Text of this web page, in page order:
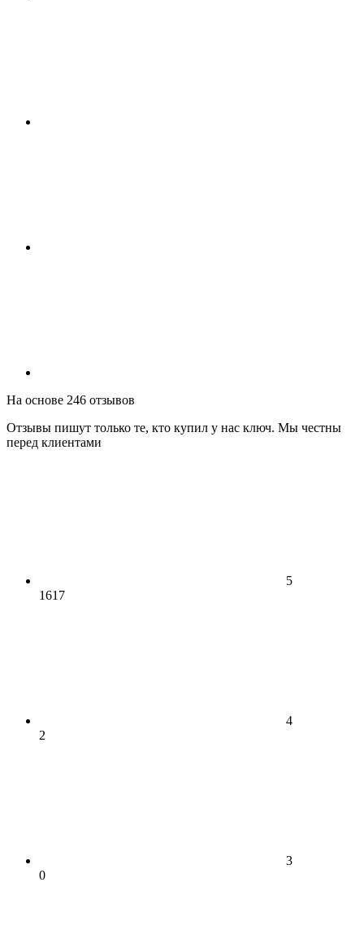
На основе 246 отзывов
Отзывы пишут только те, кто купил у нас ключ. Мы честны
перед клиентами
5
1617
4
2
3
0